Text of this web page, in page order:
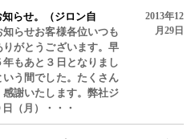
らせ。（ジロン自
らせお客様各位いつも
がとうございます。早
もあと３日となりまし
う間でした。たくさん
謝いたします。弊社ジ
（月）・・・
2013年12
月29日